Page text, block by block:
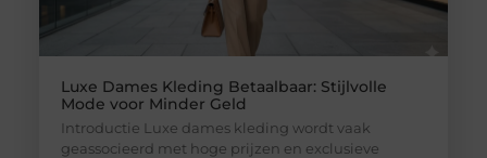
Luxe Dames Kleding Betaalbaar: Stijlvolle
Mode voor Minder Geld
Introductie Luxe dames kleding wordt vaak
geassocieerd met hoge prijzen en exclusieve